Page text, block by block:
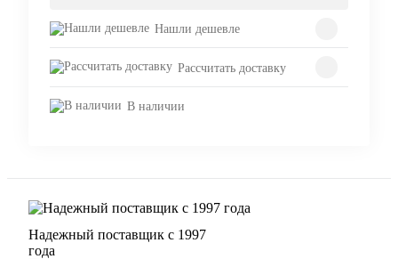
Нашли дешевле
Рассчитать доставку
В наличии
Надежный поставщик с 1997
года